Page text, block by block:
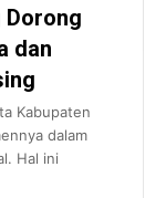
Dorong
dan
Kabupaten
dalam
Hal ini